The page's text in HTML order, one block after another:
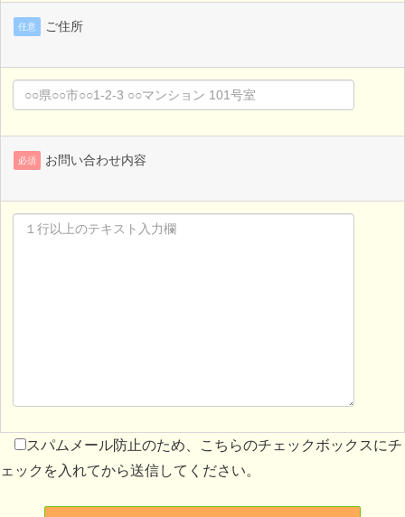
任意 ご住所
必須 お問い合わせ内容
スパムメール防止のため、こちらのチェックボックスにチ
ェックを入れてから送信してください。